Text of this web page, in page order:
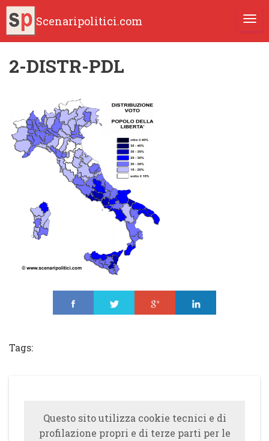
Scenaripolitici.com
2-DISTR-PDL
Tags:
Questo sito utilizza cookie tecnici e di
profilazione propri e di terze parti per le